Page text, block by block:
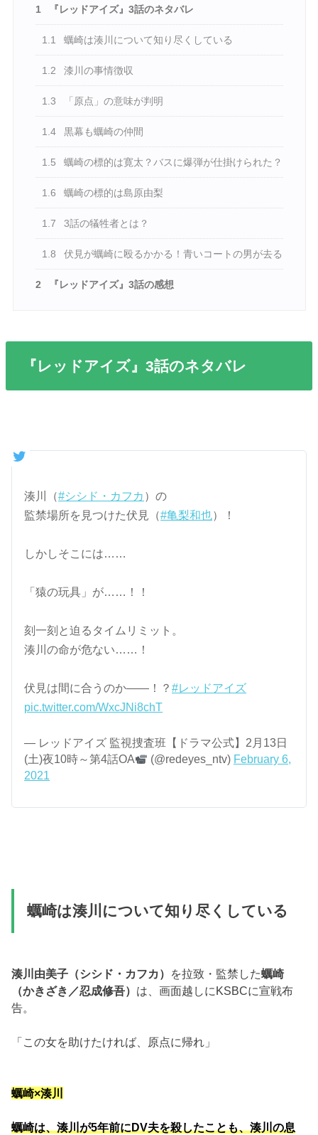
1 『レッドアイズ』3話のネタバレ
1.1 蠣崎は湊川について知り尽くしている
1.2 漆川の事情徴収
1.3 「原点」の意味が判明
1.4 黒幕も蠣崎の仲間
1.5 蠣崎の標的は寛太？バスに爆弾が仕掛けられた？
1.6 蠣崎の標的は島原由梨
1.7 3話の犠牲者とは？
1.8 伏見が蠣崎に殴るかかる！青いコートの男が去る
2 『レッドアイズ』3話の感想
『レッドアイズ』3話のネタバレ
湊川（#シシド・カフカ ）の
監禁場所を見つけた伏見（#亀梨和也）！
しかしそこには……
「猿の玩具」が……！！
刻一刻と迫るタイムリミット。
湊川の命が危ない……！
伏見は間に合うのか――！？#レッドアイズ
pic.twitter.com/WxcJNi8chT
— レッドアイズ 監視捜査班【ドラマ公式】2月13日
(土)夜10時～第4話OA
(@redeyes_ntv) February 6,
2021
蠣崎は湊川について知り尽くしている
湊川由美子（シシド・カフカ） を拉致・監禁した蠣崎
（かきざき／忍成修吾） は、画面越しにKSBCに宣戦布
告。
「この女を助けたければ、原点に帰れ」
蠣崎×湊川
蠣崎は、湊川が5年前にDV夫を殺したことも、湊川の息